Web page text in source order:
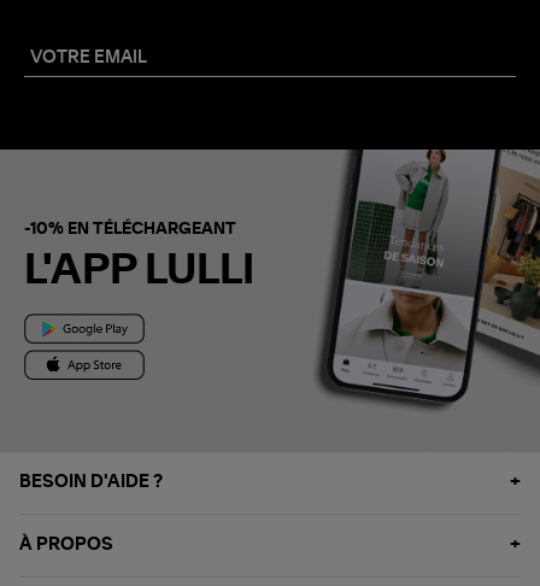
-10% EN TÉLÉCHARGEANT
L'APP LULLI
BESOIN D'AIDE ?
À PROPOS